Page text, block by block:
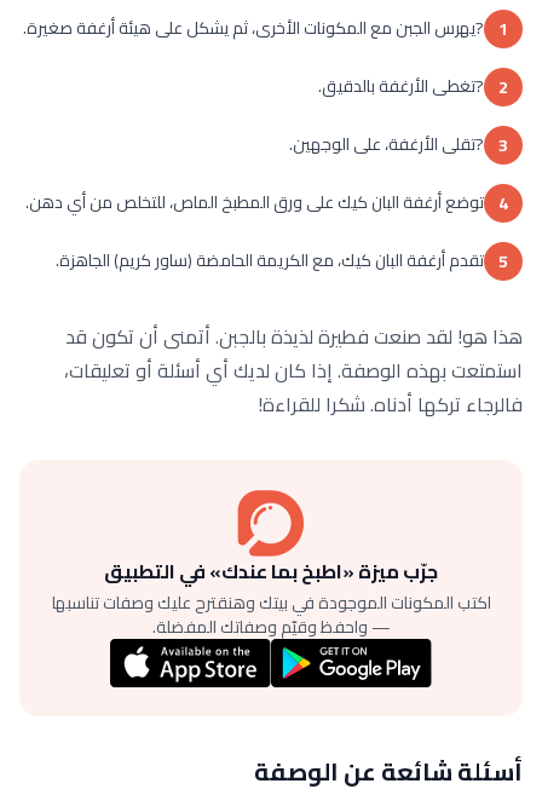
1 ?يهرس الجبن مع المكونات الأخرى، ثم يشكل على هيئة أرغفة صغيرة.
2 ?تغطى الأرغفة بالدقيق.
3 ?تقلى الأرغفة، على الوجهين.
4 توضع أرغفة البان كيك على ورق المطبخ الماص، للتخلص من أي دهن.
5 تقدم أرغفة البان كيك، مع الكريمة الحامضة (ساور كريم) الجاهزة.
هذا هو! لقد صنعت فطيرة لذيذة بالجبن. أتمنى أن تكون قد
استمتعت بهذه الوصفة. إذا كان لديك أي أسئلة أو تعليقات،
فالرجاء تركها أدناه. شكرا للقراءة!
جرّب ميزة «اطبخ بما عندك» في التطبيق
اكتب المكونات الموجودة في بيتك وهنقترح عليك وصفات تناسبها
— واحفظ وقيّم وصفاتك المفضلة.
أسئلة شائعة عن الوصفة